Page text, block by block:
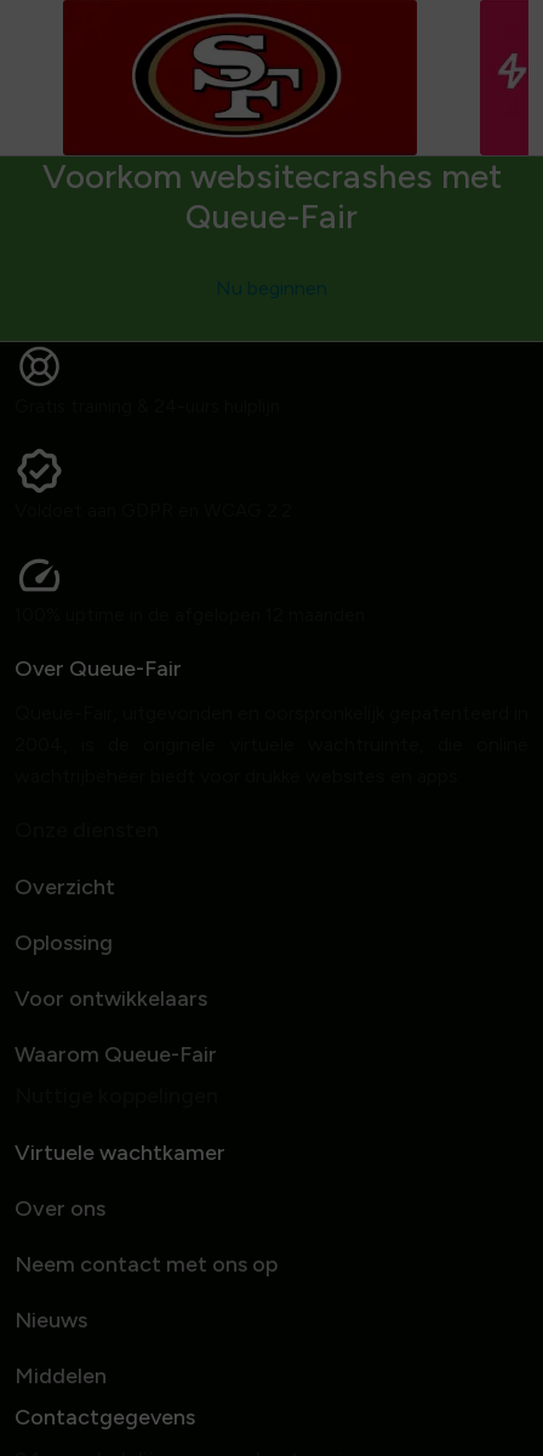
Voorkom websitecrashes met
Queue-Fair
Over Queue-Fair
Overzicht
Oplossing
Voor ontwikkelaars
Waarom Queue-Fair
Virtuele wachtkamer
Over ons
Neem contact met ons op
Nieuws
Middelen
Contactgegevens